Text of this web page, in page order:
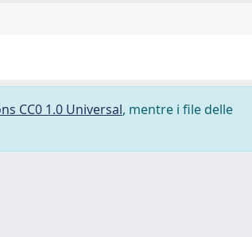
CC0 1.0 Universal, mentre i file delle